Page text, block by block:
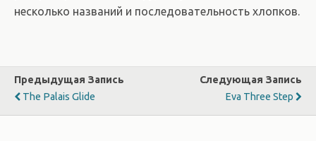
несколько названий и последовательность хлопков.
Предыдущая Запись
The Palais Glide
Следующая Запись
Eva Three Step